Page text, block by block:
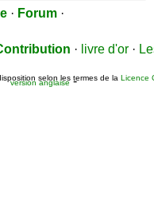
· Forum ·
· livre d'or ·
selon les termes de la Licence
anglaise-